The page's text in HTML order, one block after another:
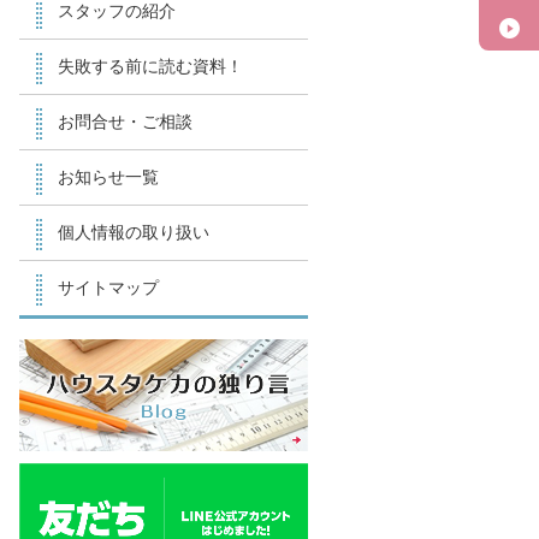
スタッフの紹介
失敗する前に読む資料！
お問合せ・ご相談
お知らせ一覧
個人情報の取り扱い
サイトマップ